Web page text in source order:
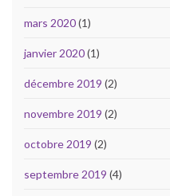
mars 2020(1)
janvier 2020(1)
décembre 2019 (2)
novembre 2019 (2)
octobre 2019 (2)
septembre 2019 (4)